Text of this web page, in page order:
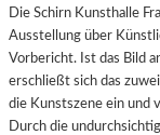
Die Schirn Kunsthalle
Ausstellung über
Vorbericht. Ist das Bild
erschließt sich das
die Kunstszene ein und
Durch die